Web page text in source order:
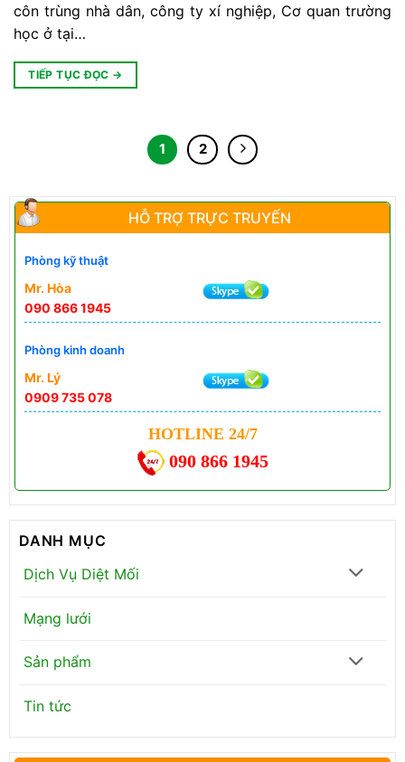
HỖ TRỢ TRỰC TRUYẾN
Phòng kỹ thuật
Mr. Hòa
090 866 1945
Phòng kinh doanh
Mr. Lý
0909 735 078
HOTLINE 24/7
090 866 1945
DANH MỤC
Dịch Vụ Diệt Mối
Mạng lưới
Sản phẩm
Tin tức
côn trùng nhà dân, công ty xí nghiệp, Cơ quan trường
học ở tại…
TIẾP TỤC ĐỌC →
1 2